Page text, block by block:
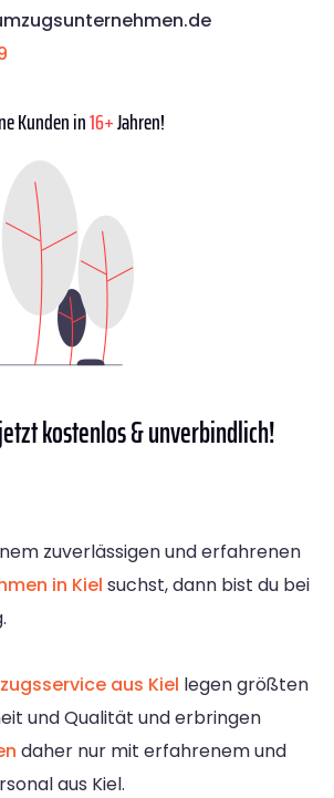
Kunden in16+Jahren!
kostenlos & unverbindlich!
zuverlässigen und erfahrenen
in Kiel suchst, dann bist du bei
aus Kiel legen größten
und Qualität und erbringen
daher nur mit erfahrenem und
aus Kiel.